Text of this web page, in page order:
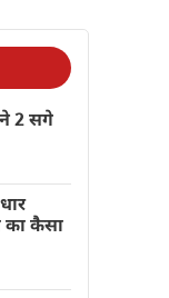
2 सगे
का कैसा